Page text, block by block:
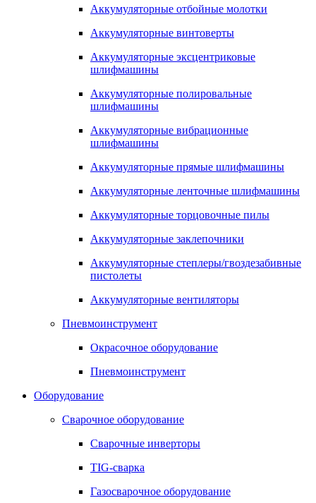
Аккумуляторные отбойные молотки
Аккумуляторные винтоверты
Аккумуляторные эксцентриковые
шлифмашины
Аккумуляторные полировальные
шлифмашины
Аккумуляторные вибрационные
шлифмашины
Аккумуляторные прямые шлифмашины
Аккумуляторные ленточные шлифмашины
Аккумуляторные торцовочные пилы
Аккумуляторные заклепочники
Аккумуляторные степлеры/гвоздезабивные
пистолеты
Аккумуляторные вентиляторы
Пневмоинструмент
Окрасочное оборудование
Пневмоинструмент
Оборудование
Сварочное оборудование
Сварочные инверторы
TIG-сварка
Газосварочное оборудование